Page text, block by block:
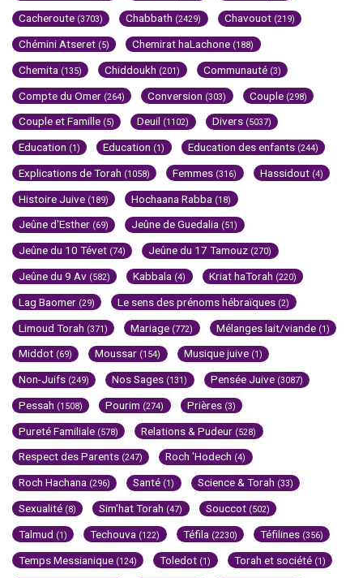
Cacheroute (3703) Chabbath (2429) Chavouot (219)
Chémini Atseret (5) Chemirat haLachone (188)
Chemita (135) Chiddoukh (201) Communauté (3)
Compte du Omer (264) Conversion (303) Couple (298)
Couple et Famille (5) Deuil (1102) Divers (5037)
Education (1) Education (1) Education des enfants (244)
Explications de Torah (1058) Femmes (316) Hassidout (4)
Histoire Juive (189) Hochaana Rabba (18)
Jeûne d'Esther (69) Jeûne de Guedalia (51)
Jeûne du 10 Tévet (74) Jeûne du 17 Tamouz (270)
Jeûne du 9 Av (582) Kabbala (4) Kriat haTorah (220)
Lag Baomer (29) Le sens des prénoms hébraïques (2)
Limoud Torah (371) Mariage (772) Mélanges lait/viande (1)
Middot (69) Moussar (154) Musique juive (1)
Non-Juifs (249) Nos Sages (131) Pensée Juive (3087)
Pessah (1508) Pourim (274) Prières (3)
Pureté Familiale (578) Relations & Pudeur (528)
Respect des Parents (247) Roch 'Hodech (4)
Roch Hachana (296) Santé (1) Science & Torah (33)
Sexualité (8) Sim'hat Torah (47) Souccot (502)
Talmud (1) Techouva (122) Téfila (2230) Téfilines (356)
Temps Messianique (124) Toledot (1) Torah et société (1)